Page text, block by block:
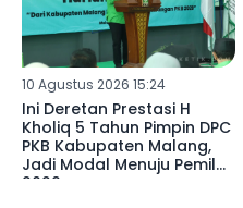
10 Agustus 2026 15:24
Ini Deretan Prestasi H
Kholiq 5 Tahun Pimpin DPC
PKB Kabupaten Malang,
Jadi Modal Menuju Pemilu
2029